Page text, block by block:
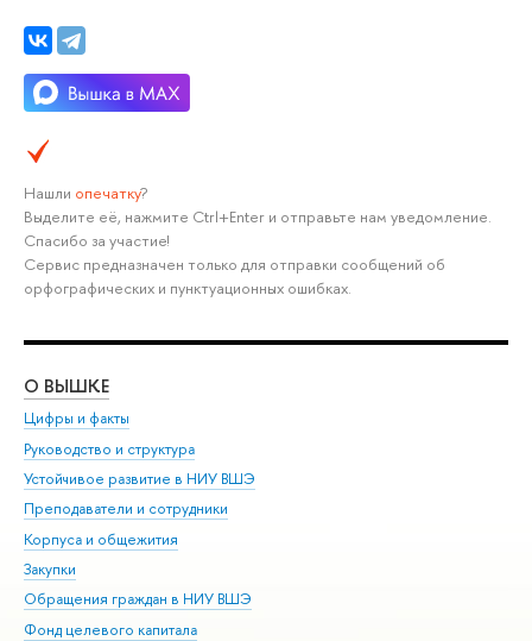
Нашли опечатку?
Выделите её, нажмите Ctrl+Enter и отправьте нам уведомление.
Спасибо за участие!
Сервис предназначен только для отправки сообщений об
орфографических и пунктуационных ошибках.
О ВЫШКЕ
Цифры и факты
Руководство и структура
Устойчивое развитие в НИУ ВШЭ
Преподаватели и сотрудники
Корпуса и общежития
Закупки
Обращения граждан в НИУ ВШЭ
Фонд целевого капитала